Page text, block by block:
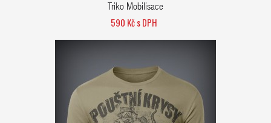
Triko Mobilisace
590 Kč s DPH